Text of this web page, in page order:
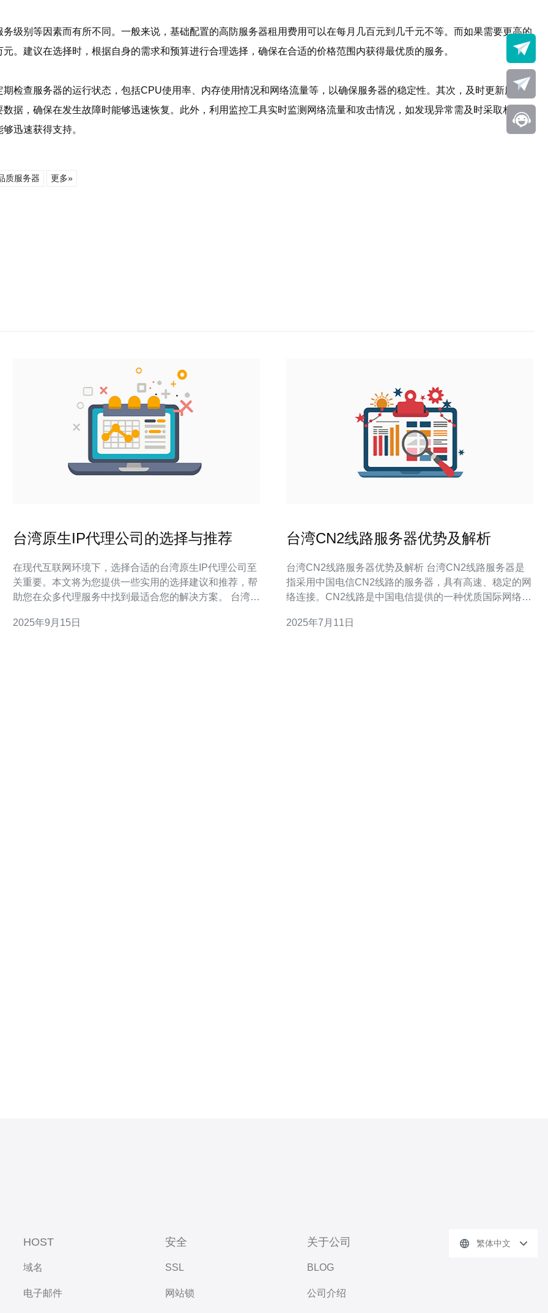
级别等因素而有所不同。一般来说，基础配置的高防服务器租用费用可以在每月几百元到几千元不等。而如果需要更高的
。建议在选择时，根据自身的需求和预算进行合理选择，确保在合适的价格范围内获得最优质的服务。
检查服务器的运行状态，包括CPU使用率、内存使用情况和网络流量等，以确保服务器的稳定性。其次，及时更新服务器
据，确保在发生故障时能够迅速恢复。此外，利用监控工具实时监测网络流量和攻击情况，如发现异常需及时采取相应措
迅速获得支持。
质服务器 更多»
台湾原生IP代理公司的选择与推荐
在现代互联网环境下，选择合适的台湾原生IP代理公司至
关重要。本文将为您提供一些实用的选择建议和推荐，帮
助您在众多代理服务中找到最适合您的解决方案。 台湾原
项独特优势。首先，台湾地理位置优越，网络基础设施完
2025年9月15日
台湾CN2线路服务器优势及解析
台湾CN2线路服务器优势及解析 台湾CN2线路服务器是
指采用中国电信CN2线路的服务器，具有高速、稳定的网
络连接。CN2线路是中国电信提供的一种优质国际网络线
用CN2线路的台湾服务器能够保证网络连接的高速和稳定
2025年7月11日
HOST
域名
电子邮件
安全
SSL
网站锁
关于公司
BLOG
公司介绍
繁体中文